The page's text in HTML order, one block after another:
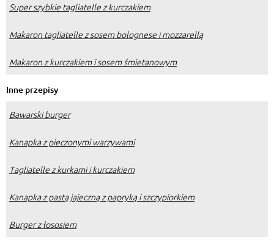
Super szybkie tagliatelle z kurczakiem
Makaron tagliatelle z sosem bolognese i mozzarellą
Makaron z kurczakiem i sosem śmietanowym
Inne przepisy
Bawarski burger
Kanapka z pieczonymi warzywami
Tagliatelle z kurkami i kurczakiem
Kanapka z pastą jajeczną z papryką i szczypiorkiem
Burger z łososiem